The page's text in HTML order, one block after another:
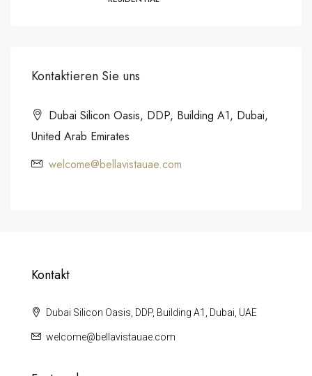
Kontaktieren Sie uns
Dubai Silicon Oasis, DDP, Building A1, Dubai,
United Arab Emirates
welcome@bellavistauae.com
Kontakt
Dubai Silicon Oasis, DDP, Building A1, Dubai, UAE
welcome@bellavistauae.com